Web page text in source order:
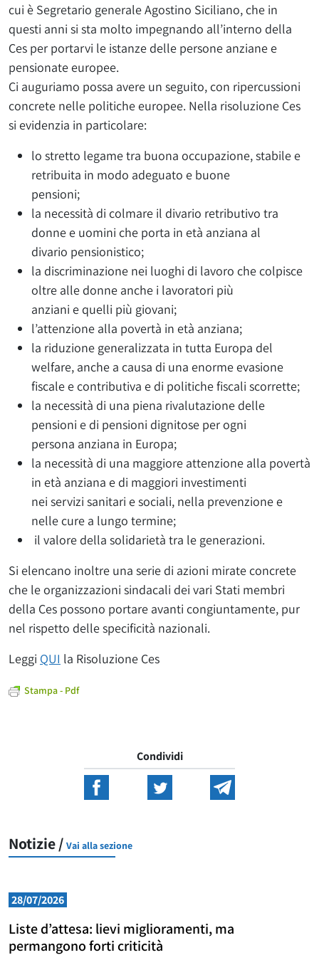
cui è Segretario generale Agostino Siciliano, che in
questi anni si sta molto impegnando all’interno della
Ces per portarvi le istanze delle persone anziane e
pensionate europee.
Ci auguriamo possa avere un seguito, con ripercussioni
concrete nelle politiche europee. Nella risoluzione Ces
si evidenzia in particolare:
lo stretto legame tra buona occupazione, stabile e
retribuita in modo adeguato e buone
pensioni;
la necessità di colmare il divario retributivo tra
donne e uomini che porta in età anziana al
divario pensionistico;
la discriminazione nei luoghi di lavoro che colpisce
oltre alle donne anche i lavoratori più
anziani e quelli più giovani;
l’attenzione alla povertà in età anziana;
la riduzione generalizzata in tutta Europa del
welfare, anche a causa di una enorme evasione
fiscale e contributiva e di politiche fiscali scorrette;
la necessità di una piena rivalutazione delle
pensioni e di pensioni dignitose per ogni
persona anziana in Europa;
la necessità di una maggiore attenzione alla povertà
in età anziana e di maggiori investimenti
nei servizi sanitari e sociali, nella prevenzione e
nelle cure a lungo termine;
il valore della solidarietà tra le generazioni.
Si elencano inoltre una serie di azioni mirate concrete
che le organizzazioni sindacali dei vari Stati membri
della Ces possono portare avanti congiuntamente, pur
nel rispetto delle specificità nazionali.
Leggi QUI la Risoluzione Ces
Stampa - Pdf
Condividi
Notizie / Vai alla sezione
28/07/2026
Liste d’attesa: lievi miglioramenti, ma
permangono forti criticità